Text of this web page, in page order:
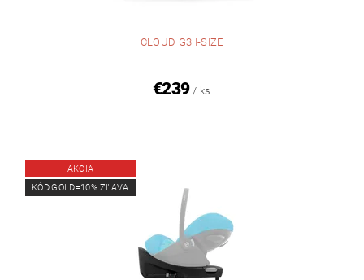
CLOUD G3 I-SIZE
€239 / ks
AKCIA
KÓD:GOLD=10% ZĽAVA